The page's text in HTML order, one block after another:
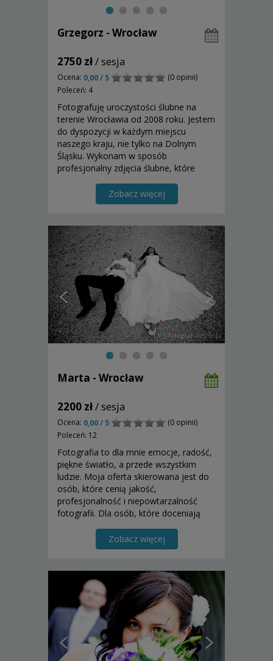
Grzegorz - Wrocław
2750 zł/ sesja
Ocena: 0,00 / 5
(0 opinii)
Poleceń: 4
Fotografuję uroczystości ślubne na
terenie Wrocławia od 2008 roku. Jestem
do dyspozycji w każdym miejscu
naszego kraju, nie tylko na Dolnym
Śląsku. Wykonam w sposób
profesjonalny zdjęcia ślubne, które
długie lata. Zapraszam Państwa do
zapoznania się z moją ofertą.
Zobacz więcej
Marta - Wrocław
2200 zł/ sesja
Ocena: 0,00 / 5
(0 opinii)
Poleceń: 12
Fotografia to dla mnie emocje, radość,
piękne światło, a przede wszystkim
ludzie. Moja oferta skierowana jest do
osób, które cenią jakość,
profesjonalność i niepowtarzalność
fotografii. Dla osób, które doceniają
Zobacz więcej